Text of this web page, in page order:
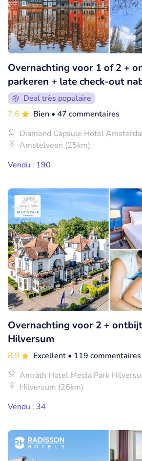
Overnachting voor 1 of 2 +
parkeren + late check-out
Deal très populaire
7.6
Bien • 47 commentaires
Diamond Capsule Hotel
Amstelveen (25km)
Vendu : 190
Overnachting voor 2 +
Hilversum
8.9 Excellent • 119 commentaires
Amrâth Hotel Media Park
Hilversum (26km)
Vendu : 34